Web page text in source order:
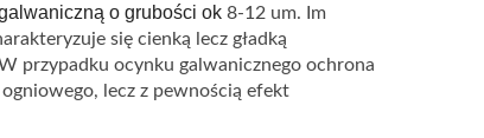
o grubości ok 8-12 um. Im
się cienką lecz gładką
przypadku ocynku galwanicznego ochrona
lecz z pewnością efekt